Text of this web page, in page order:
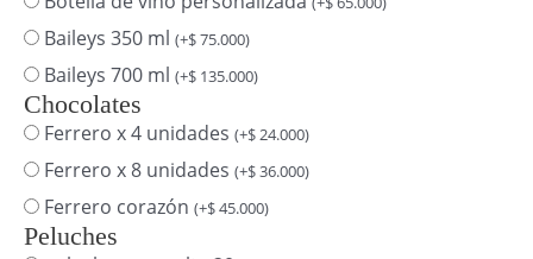
Baileys 350 ml (+$75.000)
Baileys 700 ml (+$ 135.000)
Chocolates
Ferrero x 4 unidades (+$24.000)
Ferrero x 8 unidades (+$36.000)
Ferrero corazón (+$45.000)
Peluches